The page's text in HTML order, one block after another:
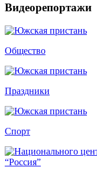
Видеорепортажи
Общество
Праздники
Спорт
“Россия”